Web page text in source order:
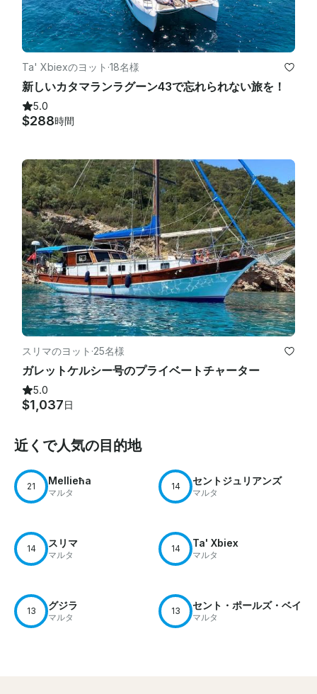
Ta' Xbiexのヨット ·18名様
新しいカタマランラグーン43で忘れられない旅を！
5.0
$288時間
スリマのヨット ·25名様
ガレットケルシー号のプライベートチャーター
5.0
$1,037日
近くで人気の目的地
21 Mellieħa
マルタ
14 セントジュリアンズ
マルタ
14 スリマ
マルタ
14 Ta' Xbiex
マルタ
13 グジラ
マルタ
13 セント・ポールズ・ベイ
マルタ